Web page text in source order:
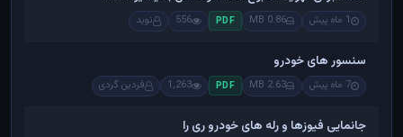
1 ماه پیش 0.86 MB
PDF
556 نوید
سنسور های خودرو
7 ماه پیش 2.63 MB
PDF
1,263 فردین گردی
جانمایی فیوزها و رله های خودرو ری را